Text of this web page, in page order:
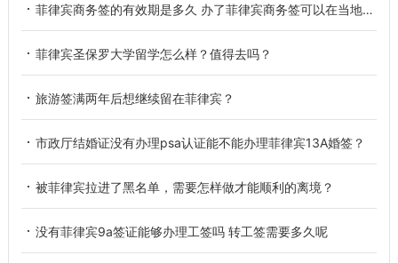
菲律宾商务签的有效期是多久 办了菲律宾商务签可以在当地工作吗
菲律宾圣保罗大学留学怎么样？值得去吗？
旅游签满两年后想继续留在菲律宾？
市政厅结婚证没有办理psa认证能不能办理菲律宾13A婚签？
被菲律宾拉进了黑名单，需要怎样做才能顺利的离境？
没有菲律宾9a签证能够办理工签吗 转工签需要多久呢